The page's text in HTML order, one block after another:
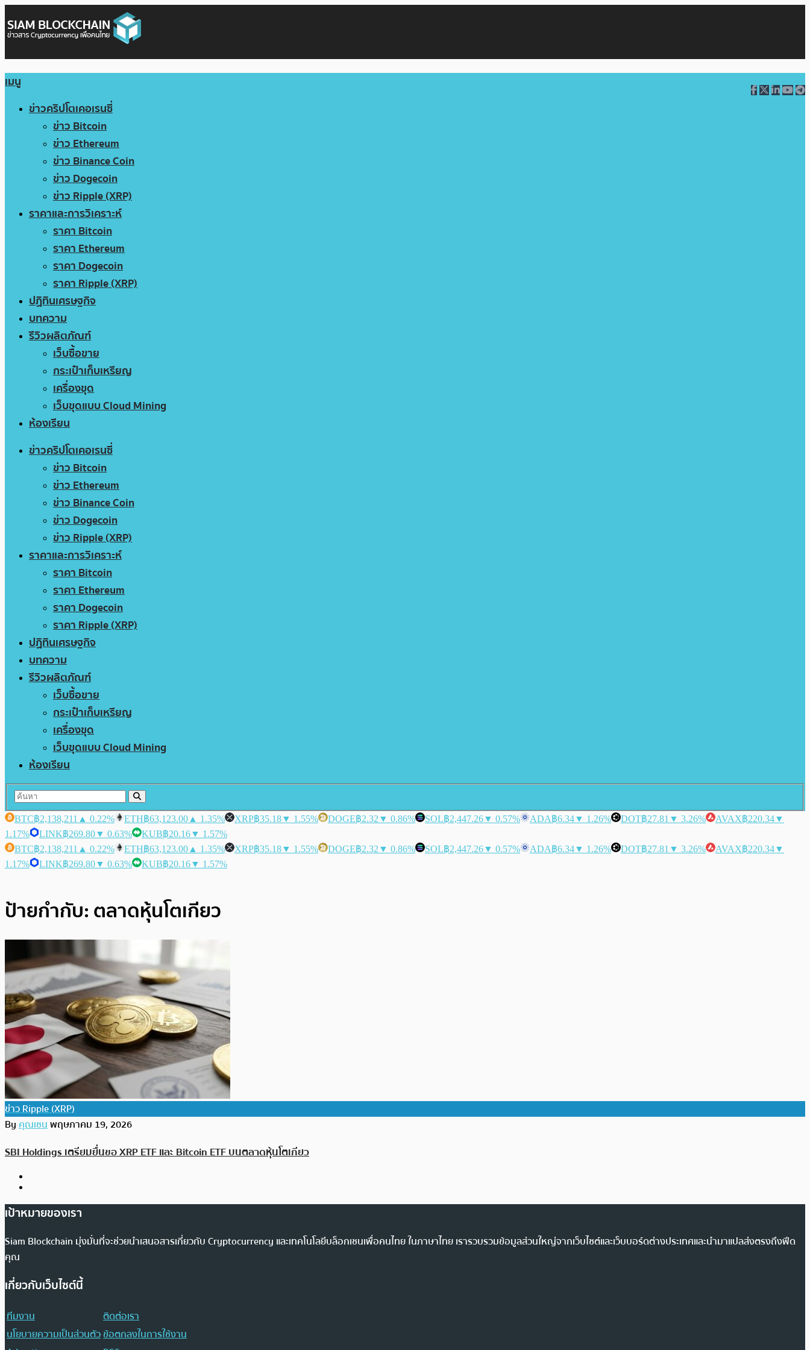
เมนู
ข่าวคริปโตเคอเรนซี่
ข่าว Bitcoin
ข่าว Ethereum
ข่าว Binance Coin
ข่าว Dogecoin
ข่าว Ripple (XRP)
ราคาและการวิเคราะห์
ราคา Bitcoin
ราคา Ethereum
ราคา Dogecoin
ราคา Ripple (XRP)
ปฏิทินเศรษฐกิจ
บทความ
รีวิวผลิตภัณฑ์
เว็บซื้อขาย
กระเป๋าเก็บเหรียญ
เครื่องขุด
เว็บขุดแบบ Cloud Mining
ห้องเรียน
ข่าวคริปโตเคอเรนซี่
ข่าว Bitcoin
ข่าว Ethereum
ข่าว Binance Coin
ข่าว Dogecoin
ข่าว Ripple (XRP)
ราคาและการวิเคราะห์
ราคา Bitcoin
ราคา Ethereum
ราคา Dogecoin
ราคา Ripple (XRP)
ปฏิทินเศรษฐกิจ
บทความ
รีวิวผลิตภัณฑ์
เว็บซื้อขาย
กระเป๋าเก็บเหรียญ
เครื่องขุด
เว็บขุดแบบ Cloud Mining
ห้องเรียน
BTC฿2,138,211 ▲ 0.22% ETH฿63,123.00 ▲ 1.35% XRP฿35.18▼ 1.55% DOGE฿2.32 ▼ 0.86% SOL฿2,447.26▼ 0.57% ADA฿6.34▼ 1.26% DOT฿27.81 ▼ 3.26% AVAX฿220.34▼
1.17%
LINK฿269.80▼ 0.63% KUB฿20.16▼ 1.57%
BTC฿2,138,211 ▲ 0.22% ETH฿63,123.00 ▲ 1.35% XRP฿35.18▼ 1.55% DOGE฿2.32 ▼ 0.86% SOL฿2,447.26▼ 0.57% ADA฿6.34▼ 1.26% DOT฿27.81 ▼ 3.26% AVAX฿220.34▼
1.17%
LINK฿269.80▼ 0.63% KUB฿20.16▼ 1.57%
ป้ายกำกับ: ตลาดหุ้นโตเกียว
ข่าว Ripple (XRP)
Byคุณเชนพฤษภาคม 19, 2026
SBI Holdings เตรียมยื่นขอ XRP ETF และ Bitcoin ETF บนตลาดหุ้นโตเกียว
เป้าหมายของเรา
Siam Blockchain มุ่งมั่นที่จะช่วยนำเสนอสารเกี่ยวกับ Cryptocurrency และเทคโนโลยีบล็อกเชนเพื่อคนไทย ในภาษาไทย เรารวบรวมข้อมูลส่วนใหญ่จากเว็บไซต์และเว็บบอร์ดต่างประเทศและนำมาแปลส่งตรงถึงฟีด
คุณ
เกี่ยวกับเว็บไซต์นี้
ทีมงาน
ติดต่อเรา
นโยบายความเป็นส่วนตัวข้อตกลงในการใช้งาน